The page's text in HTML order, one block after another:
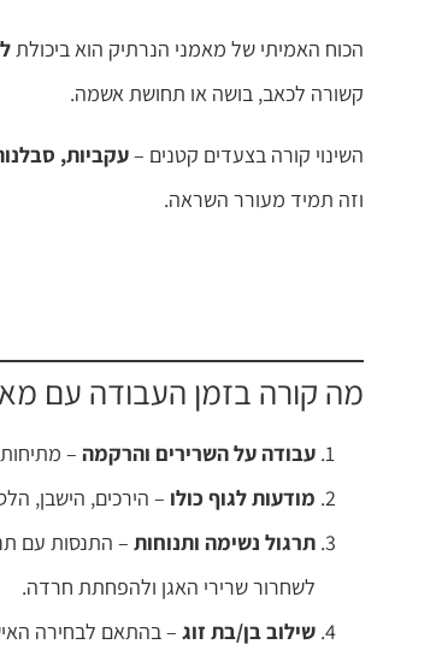
הכוח האמיתי של מאמני הנרתיק הוא ביכולת
קשורה לכאב, בושה או תחושת אשמה.
השינוי קורה בצעדים קטנים –עקביות,
וזה תמיד מעורר השראה.
מה קורה בזמן העבודה עם
עבודה על השרירים והרקמה –
מודעות לגוף כולו – הירכים, הישבן,
תרגול נשימה ותנוחות – התנסות עם
לשחרור שרירי האגן ולהפחתת חרדה.
שילוב בן/בת זוג – בהתאם לבחירה